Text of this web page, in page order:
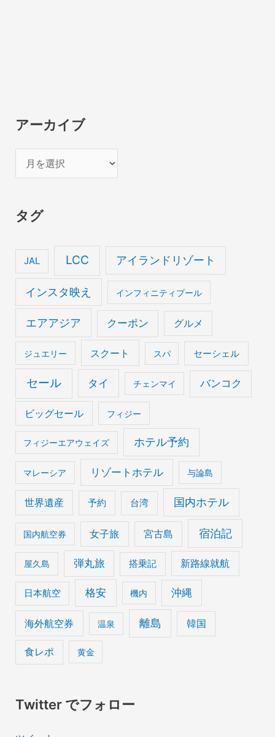
アーカイブ
ー
イ
タグ
JAL LCC アイランドリゾート
インスタ映え インフィニティプール
エアアジア クーポン グルメ
ジュエリー スクート スパ セーシェル
セール タイ チェンマイ バンコク
ビッグセール フィジー
フィジーエアウェイズ ホテル予約
マレーシア リゾートホテル 与論島
世界遺産 予約 台湾 国内ホテル
国内航空券 女子旅 宮古島 宿泊記
屋久島 弾丸旅 搭乗記 新路線就航
日本航空 格安 機内 沖縄
海外航空券 温泉 離島 韓国
食レポ 黄金
Twitter でフォロー